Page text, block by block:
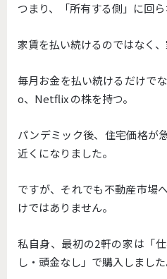
つまり、「所有する側」に回ら
家賃を払い続けるのではなく、
毎月お金を払い続けるだけで
o、Netflix の株を持つ。
パンデミック後、住宅価格が
近くになりました。
ですが、それでも不動産市場
けではありません。
私自身、最初の2軒の家は「
し・頭金なし」で購入しました